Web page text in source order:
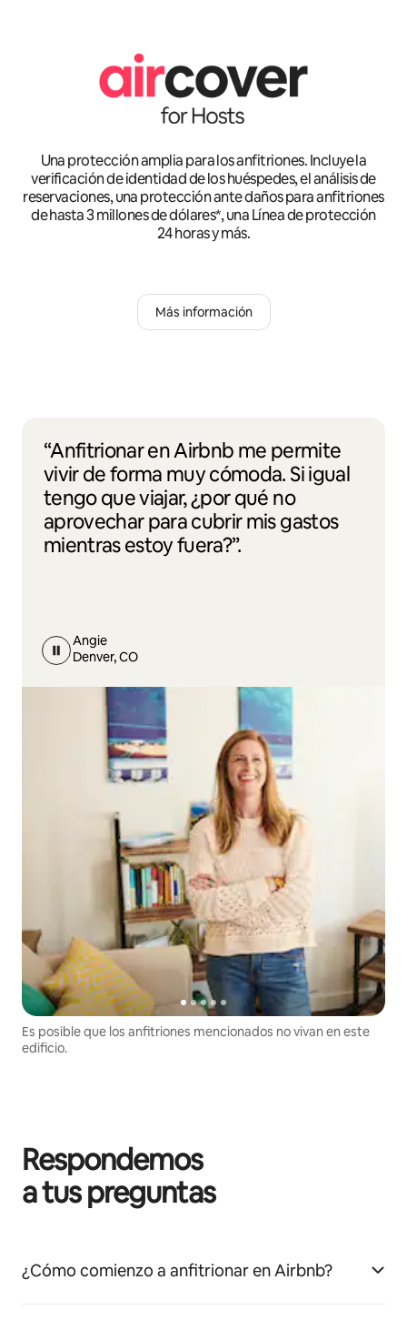
Una protección amplia para los anfitriones. Incluye la
verificación de identidad de los huéspedes, el análisis de
reservaciones, una protección ante daños para anfitriones
de hasta 3 millones de dólares*, una Línea de protección
24 horas y más.
Más información
“Anfitrionar en Airbnb me permite
vivir de forma muy cómoda. Si igual
tengo que viajar, ¿por qué no
aprovechar para cubrir mis gastos
mientras estoy fuera?”.
Angie
Denver, CO
Es posible que los anfitriones mencionados no vivan en este
edificio.
Respondemos
a tus preguntas
¿Cómo comienzo a anfitrionar en Airbnb?